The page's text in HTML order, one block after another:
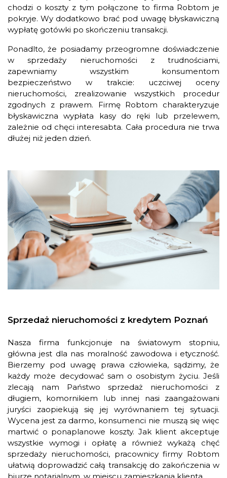
chodzi o koszty z tym połączone to firma Robtom je
pokryje. Wy dodatkowo brać pod uwagę błyskawiczną
wypłatę gotówki po skończeniu transakcji.
Ponadlto, że posiadamy przeogromne doświadczenie
w sprzedaży nieruchomości z trudnościami,
zapewniamy wszystkim konsumentom
bezpieczeństwo w trakcie: uczciwej oceny
nieruchomości, zrealizowanie wszystkich procedur
zgodnych z prawem. Firmę Robtom charakteryzuje
błyskawiczna wypłata kasy do ręki lub przelewem,
zależnie od chęci interesabta. Cała procedura nie trwa
dłużej niż jeden dzień.
Sprzedaż nieruchomości z kredytem Poznań
Nasza firma funkcjonuje na światowym stopniu,
główna jest dla nas moralność zawodowa i etyczność.
Bierzemy pod uwagę prawa człowieka, sądzimy, że
każdy może decydować sam o osobistym życiu. Jeśli
zlecają nam Państwo sprzedaż nieruchomości z
długiem, komornikiem lub innej nasi zaangażowani
juryści zaopiekują się jej wyrównaniem tej sytuacji.
Wycena jest za darmo, konsumenci nie muszą się więc
martwić o ponaplanowe koszty. Jak klient akceptuje
wszystkie wymogi i opłatę a również wykażą chęć
sprzedaży nieruchomości, pracownicy firmy Robtom
ułatwią doprowadzić całą transakcję do zakończenia w